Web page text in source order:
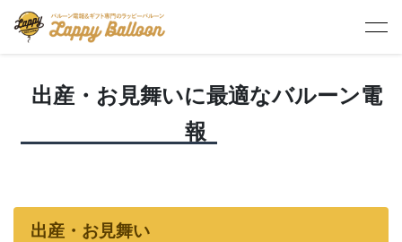
HOME > 出産・お見舞いに最適なバルーン電報
出産・お見舞いに最適なバルーン電
報
出産・お見舞い